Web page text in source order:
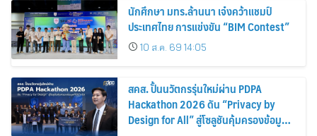
นักศึกษา มทร.ล้านนา เจ๋งคว้าแชมป์
ประเทศไทย การแข่งขัน “BIM Contest”
10 ส.ค. 69 14:05
สคส. ปั้นนวัตกรรุ่นใหม่ผ่าน PDPA
Hackathon 2026 ดัน “Privacy by
Design for All” สู่โซลูชันคุ้มครองข้อมูล